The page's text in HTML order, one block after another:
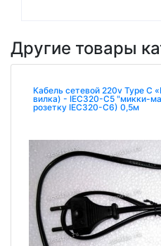
Другие товары
Кабель сетевой 220v Type С
вилка) - IEC320-C5 "микки-
розетку IEC320-C6) 0,5м